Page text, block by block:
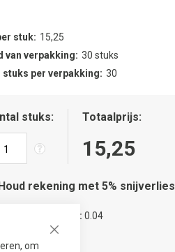
om
stuk
15,25
van verpakking
30 stuks
stuks per verpakking
30
stuks Totaalprijs
15,25
rekening met 5% snijverlies
0.04
1